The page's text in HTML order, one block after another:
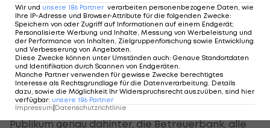
waren da noch die beiden Ausschlüsse.
Besonders die Rote Karte gegen Milos Jovicic in
der Nachspielzeit des ersten Durchgangs sorgte
für Gesprächsstoff.
"Wenn das Ganze 20 Meter weiter vorne passiert,
gibt es eine Gelbe Karte. Da ist natürlich das
Publikum genau dahinter, die Betreuerbank, alle
Wir und unsere 186 Partner verarbeiten personenbezogene Daten, wie
Ihre IP-Adresse und Browser-Attribute für die folgenden Zwecke:
Speichern von oder Zugriff auf Informationen auf einem Endgerät;
Personalisierte Werbung und Inhalte, Messung von Werbeleistung und
der Performance von Inhalten, Zielgruppenforschung sowie Entwicklung
und Verbesserung von Angeboten.
Diese Zwecke können unter Umständen auch: Genaue Standortdaten
und Identifikation durch Scannen von Endgeräten.
Manche Partner verwenden für gewisse Zwecke berechtigtes
Interesse als Rechtsgrundlage für die Datenverarbeitung. Details
dazu, sowie die Möglichkeit Ihr Widerspruchsrecht auszuüben, sind hier
verfügbar: unsere 186 Partner
Impressum Datenschutzrichtlinie